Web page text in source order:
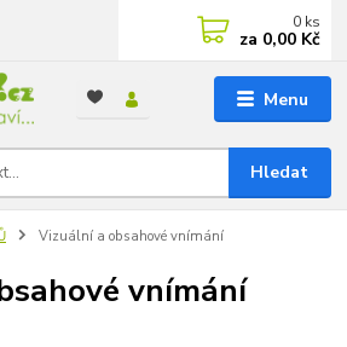
Menu
Hledat
0 ks
za 0,00 Kč
Vizuální a obsahové vnímání
vnímání